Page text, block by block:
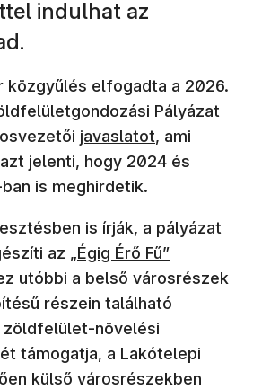
indulhat az
közgyűlés elfogadta a 2026.
Pályázat
javaslatot, ami
jelenti, hogy 2024 és
is meghirdetik.
is írják, a pályázat
az „Égig Érő Fű”
utóbbi a belső városrészek
részein található
növelési
támogatja, a Lakótelepi
külső városrészekben